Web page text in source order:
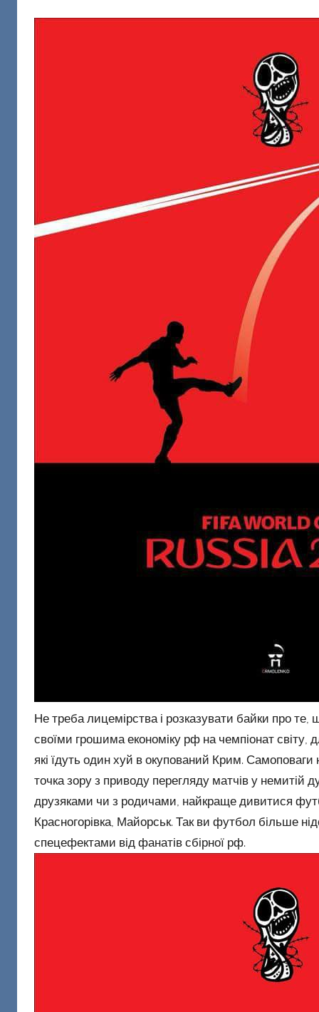
Не треба лицемірства і розказувати байки про
своїми грошима економіку рф на чемпіонат світу,
які їдуть один хуй в окупований Крим. Самоповаги
точка зору з приводу перегляду матчів у немитій
друзяками чи з родичами, найкраще дивитися
Красногорівка, Майорськ. Так ви футбол більше
спецефектами від фанатів сбірної рф.